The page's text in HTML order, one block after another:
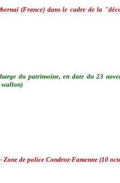
(France) dans le cadre de la
du patrimoine, en date du 23
wallon)
de police Condroz-Famenne (10